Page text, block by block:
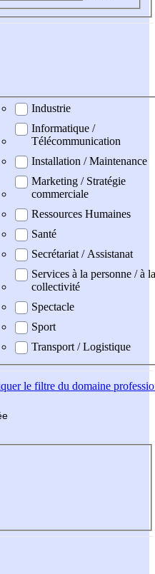
Industrie
Informatique /
Télécommunication
Installation / Maintenance
Marketing / Stratégie
commerciale
Ressources Humaines
Santé
Secrétariat / Assistanat
Services à la personne / à la
collectivité
Spectacle
Sport
Transport / Logistique
le filtre du domaine